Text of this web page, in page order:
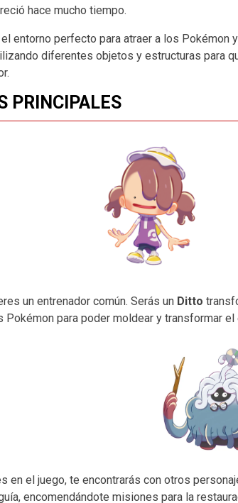
hace mucho tiempo.
entorno perfecto para atraer a los Pokémon
diferentes objetos y estructuras para
PRINCIPALES
un entrenador común. Serás un Ditto
para poder moldear y transformar el
en el juego, te encontrarás con otros
encomendándote misiones para la